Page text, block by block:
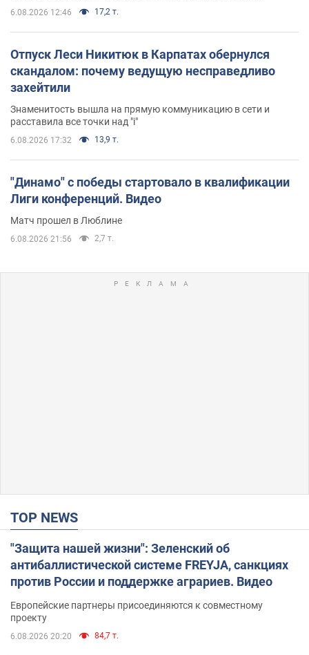
6.08.2026 12:46 17,2 т.
Отпуск Леси Никитюк в Карпатах обернулся
скандалом: почему ведущую несправедливо
захейтили
Знаменитость вышла на прямую коммуникацию в сети и
расставила все точки над "i"
6.08.2026 17:32 13,9 т.
"Динамо" с победы стартовало в квалификации
Лиги конференций. Видео
Матч прошел в Люблине
6.08.2026 21:56 2,7 т.
TOP NEWS
"Защита нашей жизни": Зеленский об
антибаллистической системе FREYJA, санкциях
против России и поддержке аграриев. Видео
Европейские партнеры присоединяются к совместному
проекту
6.08.2026 20:20 84,7 т.